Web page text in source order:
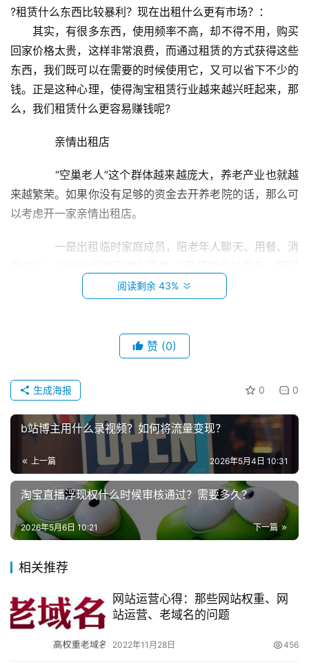
页
小
创
业
兼
职
目
电
商
创
投稿
?租赁什么东西比较暴利？现在出租什么更有市场？：
其实，有很多东西，使用频率不高，却不得不用，购买
回家价格太贵，这样非常浪费，而通过租赁的方式获得这些
东西，我们既可以在需要的时候使用它，又可以省下不少的
钱。正是这种心理，使得淘宝租赁行业越来越兴旺起来，那
么，我们租赁什么更容易赚钱呢?
亲情出租店
“空巢老人”这个群体越来越庞大，养老产业也就越
来越繁荣。如果你没有足够的资金去开养老院的话，那么可
以考虑开一家亲情出租店。
一是出租临时家庭成员，陪老年人聊天、用餐、消
菜、做饭、购物等等。开一家这样的店，你只需要租一间门
一般来说是按租金赚钱，一台电脑可以按照天、
费，收取租金也较高，而长租则是至少半年或以上，租金与
短租来说会更实惠。一台电脑租赁出去是有周期的，商家要
达到一定的租赁周期才能获得利润，好比一台联想T430电
脑的售价是一两千，那么它就要根据自身的成本价格进行租
金与租期的定价，看达到一定租期后如何能收回成本，收回
成本后才开始算利润。租金方面能产生的利润是很低的，所
售，在使用过程中租户可以与商家进行协商，协商买断这台
电脑，这种方法其实与分期付款的方式差不多，这种相对于
靠租金盈利要好得多，但与传统贩卖所赚取的利润还是有一
阅读剩余 43%
赞 (0)
0 0
生成海报
b站博主用什么录视频？如何将流量变现？
上一篇 2026年5月4日 10:31
淘宝直播浮现权什么时候审核通过？需要多久？
下一篇
2026年5月6日 10:21
相关推荐
网站运营心得：那些网站权重、网
站运营、老域名的问题
2022年11月28日 456